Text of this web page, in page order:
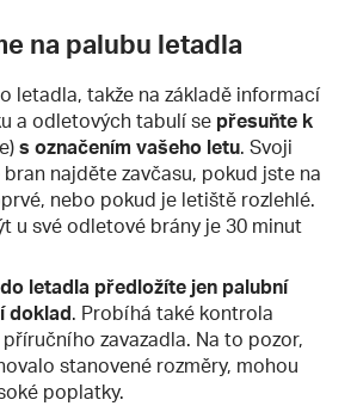
na palubu letadla
letadla, takže na základě informací
a odletových tabulí se přesuňte k
s označením vašeho letu. Svoji
najděte zavčasu, pokud jste na
nebo pokud je letiště rozlehlé.
u své odletové brány je 30 minut
letadla předložíte jen palubní
doklad. Probíhá také kontrola
zavazadla. Na to pozor,
stanovené rozměry, mohou
poplatky.